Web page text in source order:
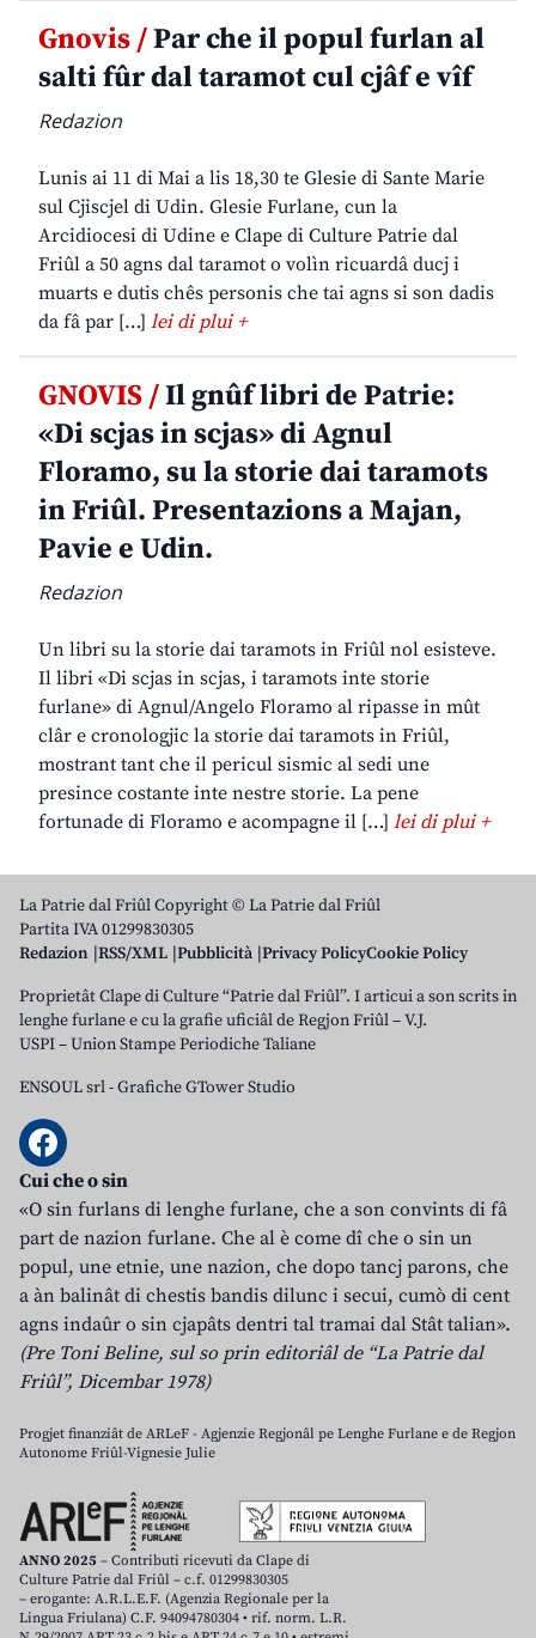
Gnovis /Par che il popul furlan al
salti fûr dal taramot cul cjâf e vîf
Redazion
Lunis ai 11 di Mai a lis 18,30 te Glesie di Sante Marie
sul Cjiscjel di Udin. Glesie Furlane, cun la
Arcidiocesi di Udine e Clape di Culture Patrie dal
Friûl a 50 agns dal taramot o volìn ricuardâ ducj i
muarts e dutis chês personis che tai agns si son dadis
da fâ par […] lei di plui +
GNOVIS /Il gnûf libri de Patrie:
«Di scjas in scjas» di Agnul
Floramo, su la storie dai taramots
in Friûl. Presentazions a Majan,
Pavie e Udin.
Redazion
Un libri su la storie dai taramots in Friûl nol esisteve.
Il libri «Di scjas in scjas, i taramots inte storie
furlane» di Agnul/Angelo Floramo al ripasse in mût
clâr e cronologjic la storie dai taramots in Friûl,
mostrant tant che il pericul sismic al sedi une
presince costante inte nestre storie. La pene
fortunade di Floramo e acompagne il […] lei di plui +
La Patrie dal Friûl Copyright © La Patrie dal Friûl
Partita IVA 01299830305
Redazion RSS/XML Pubblicità Privacy PolicyCookie Policy
Proprietât Clape di Culture “Patrie dal Friûl”. I articui a son scrits in
lenghe furlane e cu la grafie uficiâl de Regjon Friûl – V.J.
USPI – Union Stampe Periodiche Taliane
ENSOUL srl-Grafiche GTower Studio
Cui che o sin
«O sin furlans di lenghe furlane, che a son convints di fâ
part de nazion furlane. Che al è come dî che o sin un
popul, une etnie, une nazion, che dopo tancj parons, che
a àn balinât di chestis bandis dilunc i secui, cumò di cent
agns indaûr o sin cjapâts dentri tal tramai dal Stât talian».
(Pre Toni Beline, sul so prin editoriâl de “La Patrie dal
Friûl”, Dicembar 1978)
Progjet finanziât de ARLeF - Agjenzie Regjonâl pe Lenghe Furlane e de Regjon
Autonome Friûl-Vignesie Julie
ANNO 2025 – Contributi ricevuti da Clape di
Culture Patrie dal Friûl – c.f. 01299830305
– erogante: A.R.L.E.F. (Agenzia Regionale per la
Lingua Friulana) C.F. 94094780304 • rif. norm. L.R.